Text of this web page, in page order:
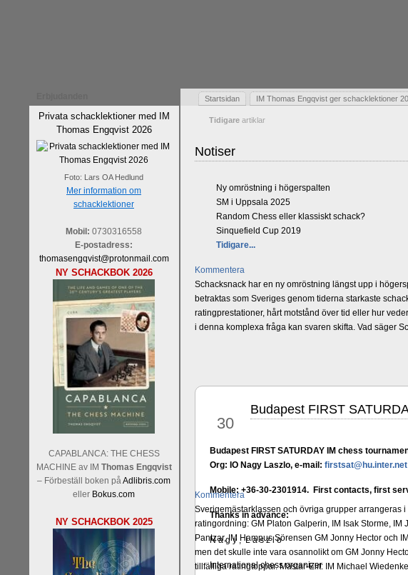
Privata schacklektioner med IM
Thomas Engqvist 2026
Foto: Lars OA Hedlund
Mer information om
schacklektioner
Mobil: 0730316558
E-postadress:
thomasengqvist@protonmail.com
NY SCHACKBOK 2026
CAPABLANCA: THE CHESS
MACHINE av IM Thomas Engqvist
– Förbeställ boken påAdlibris.com
eller Bokus.com
NY SCHACKBOK 2025
Startsidan IM Thomas Engqvist ger schacklektioner
Tidigareartiklar
Notiser
Ny omröstning i högerspalten
SM i Uppsala 2025
Random Chess eller klassiskt schack?
Sinquefield Cup 2019
Tidigare...
Kommentera
Schacksnack har en ny omröstning längst upp i
betraktas som Sveriges genom tiderna starkaste
ratingprestationer, hårt motstånd över tid eller hur
i denna komplexa fråga kan svaren skifta. Vad säger
Kommentera
Sverigemästarklassen och övriga grupper arrangeras
ratingordning: GM Platon Galperin, IM Isak Storme,
Pantzar, IM Hampus Sörensen GM Jonny Hector och
men det skulle inte vara osannolikt om GM Jonny
tillfälliga ratingtoppar. Mästar-Elit: IM Michael
30
Budapest FIRST
Budapest FIRST SATURDAY IM chess
Org: IO Nagy Laszlo, e-mail: firstsat@hu.inter.net
Mobile: +36-30-2301914. First contacts, first
Thanks in advance:
N a g y , L a s z l o
International chess organizer